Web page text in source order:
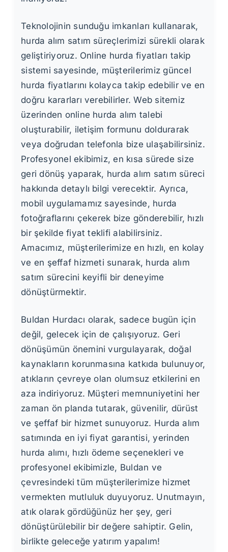
Teknolojinin sunduğu imkanları kullanarak,
hurda alım satım süreçlerimizi sürekli olarak
geliştiriyoruz. Online hurda fiyatları takip
sistemi sayesinde, müşterilerimiz güncel
hurda fiyatlarını kolayca takip edebilir ve en
doğru kararları verebilirler. Web sitemiz
üzerinden online hurda alım talebi
oluşturabilir, iletişim formunu doldurarak
veya doğrudan telefonla bize ulaşabilirsiniz.
Profesyonel ekibimiz, en kısa sürede size
geri dönüş yaparak, hurda alım satım süreci
hakkında detaylı bilgi verecektir. Ayrıca,
mobil uygulamamız sayesinde, hurda
fotoğraflarını çekerek bize gönderebilir, hızlı
bir şekilde fiyat teklifi alabilirsiniz.
Amacımız, müşterilerimize en hızlı, en kolay
ve en şeffaf hizmeti sunarak, hurda alım
satım sürecini keyifli bir deneyime
dönüştürmektir.
Buldan Hurdacı olarak, sadece bugün için
değil, gelecek için de çalışıyoruz. Geri
dönüşümün önemini vurgulayarak, doğal
kaynakların korunmasına katkıda bulunuyor,
atıkların çevreye olan olumsuz etkilerini en
aza indiriyoruz. Müşteri memnuniyetini her
zaman ön planda tutarak, güvenilir, dürüst
ve şeffaf bir hizmet sunuyoruz. Hurda alım
satımında en iyi fiyat garantisi, yerinden
hurda alımı, hızlı ödeme seçenekleri ve
profesyonel ekibimizle, Buldan ve
çevresindeki tüm müşterilerimize hizmet
vermekten mutluluk duyuyoruz. Unutmayın,
atık olarak gördüğünüz her şey, geri
dönüştürülebilir bir değere sahiptir. Gelin,
birlikte geleceğe yatırım yapalım!